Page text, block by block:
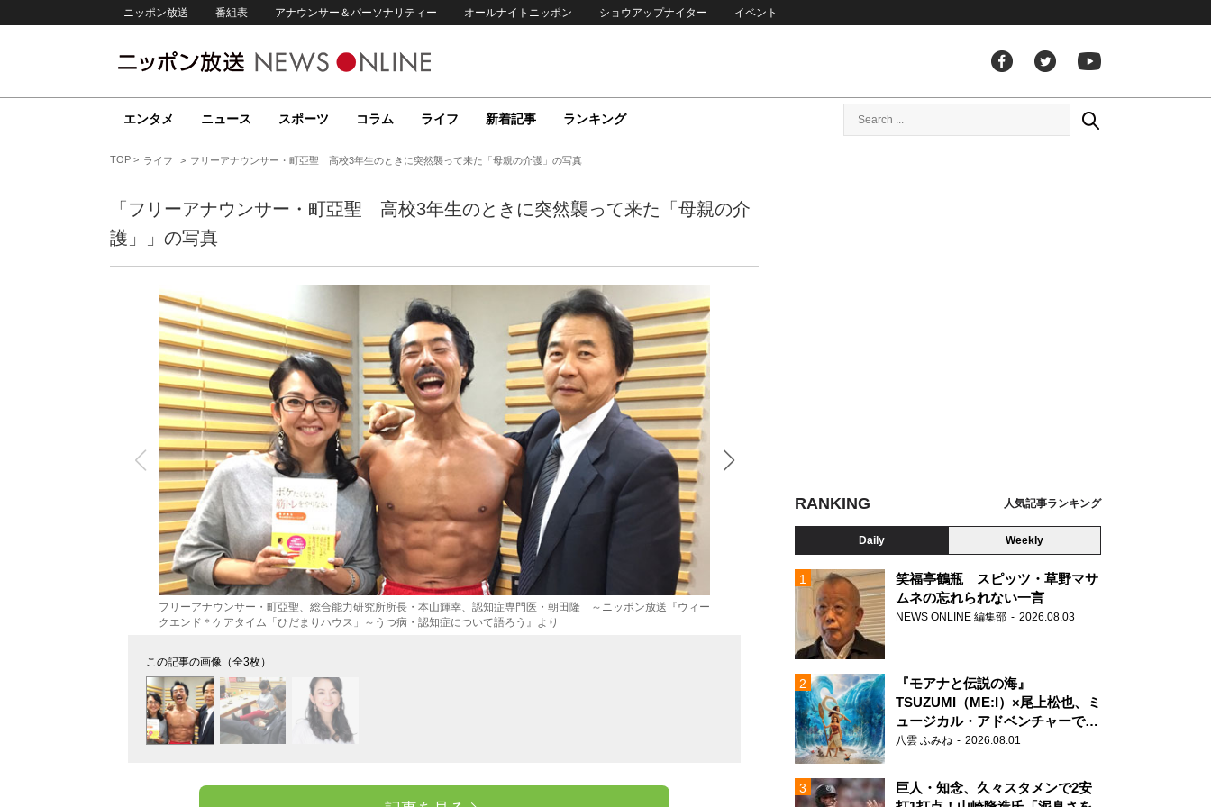
ニッポン放送 番組表 アナウンサー＆パーソナリティー オールナイトニッポン ショウアップナイター イベント
エンタメ ニュース スポーツ コラム ライフ 新着記事 ランキング
TOP ライフ フリーアナウンサー・町亞聖 高校3年生のときに突然襲って来た「母親の介護」の写真
「フリーアナウンサー・町亞聖 高校3年生のときに突然襲って来た「母親の介
護」」の写真
フリーアナウンサー・町亞聖、総合能力研究所所長・本山輝幸、認知症専門医・朝田隆 ～ニッポン放送『ウィー
クエンド＊ケアタイム「ひだまりハウス」～うつ病・認知症について語ろう』より
フリーアナウンサー・町亞聖、認知症専門医・朝田隆 ～ニッポン放送『ウィークエンド
ハウス」～うつ病・認知症について語ろう』より
この記事の画像（全3枚）
RANKING 人気記事ランキング
Daily Weekly
笑福亭鶴瓶 スピッツ・草野マサ
ムネの忘れられない一言
NEWS ONLINE 編集部 2026.08.03
『モアナと伝説の海』
TSUZUMI（ME:I）×尾上松也、ミ
ュージカル・アドベンチャーで美
声を響かせる
八雲 ふみね 2026.08.01
巨人・知念、久々スタメンで2安